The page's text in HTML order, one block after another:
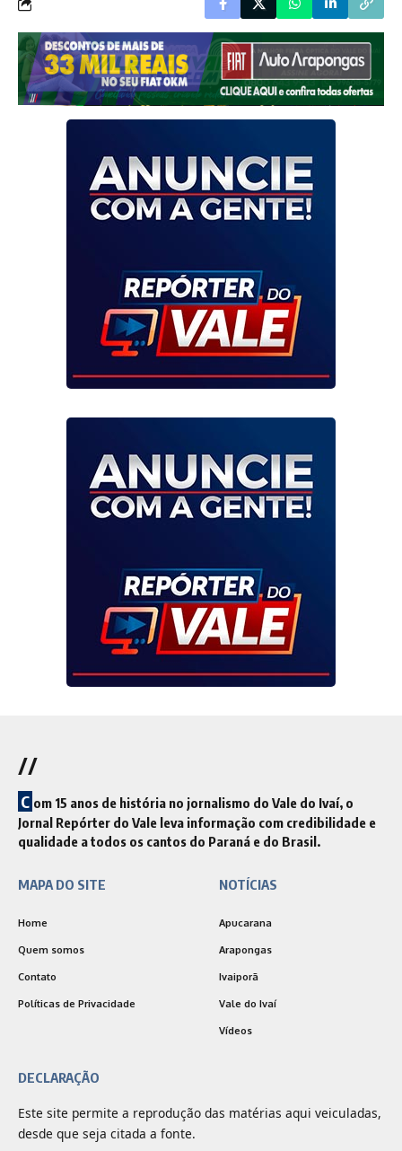
//
C om 15 anos de história no jornalismo do Vale do Ivaí, o
Jornal Repórter do Vale leva informação com credibilidade e
qualidade a todos os cantos do Paraná e do Brasil.
MAPA DO SITE
Home
Quem somos
Contato
Políticas de Privacidade
NOTÍCIAS
Apucarana
Arapongas
Ivaiporã
Vale do Ivaí
Vídeos
DECLARAÇÃO
Este site permite a reprodução das matérias aqui veiculadas,
desde que seja citada a fonte.